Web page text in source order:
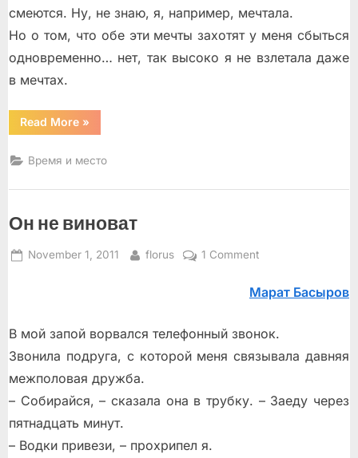
смеются. Ну, не знаю, я, например, мечтала.
Но о том, что обе эти мечты захотят у меня сбыться
одновременно… нет, так высоко я не взлетала даже
в мечтах.
Read More“Три
рассказа”
»
Время и место
Он не виноват
Posted
November 1, 2011 By
florus 1 Commenton
не
Марат Басыров
В мой запой ворвался телефонный звонок.
Звонила подруга, с которой меня связывала давняя
межполовая дружба.
– Собирайся, – сказала она в трубку. – Заеду через
пятнадцать минут.
– Водки привези, – прохрипел я.